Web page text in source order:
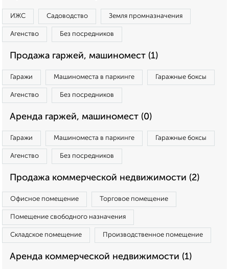
ИЖС Садоводство Земля промназначения
Агенство Без посредников
Продажа гаржей, машиномест (1)
Гаражи Машиноместа в паркинге Гаражные боксы
Агенство Без посредников
Аренда гаржей, машиномест (0)
Гаражи Машиноместа в паркинге Гаражные боксы
Агенство Без посредников
Продажа коммерческой недвижимости (2)
Офисное помещение Торговое помещение
Помещение свободного назначения
Складское помещение Производственное помещение
Аренда коммерческой недвижимости (1)